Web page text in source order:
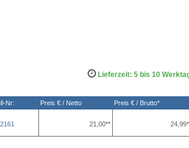
Lieferzeit: 5 bis 10
Nr: Preis € / Netto Preis € / Brutto*
21,00**